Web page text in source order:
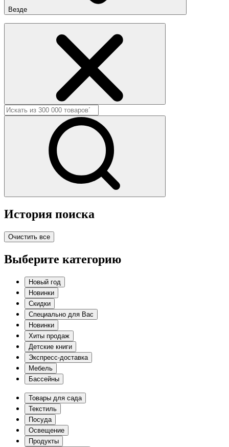
Везде
История поиска
Очистить все
Выберите категорию
Новый год
Новинки
Скидки
Специально для Вас
Новинки
Хиты продаж
Детские книги
Экспресс-доставка
Мебель
Бассейны
Товары для сада
Текстиль
Посуда
Освещение
Продукты